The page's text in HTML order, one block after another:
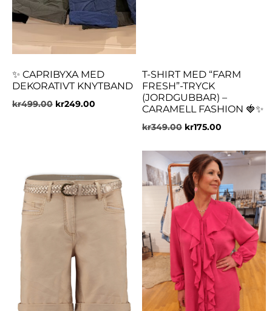
✨ CAPRIBYXA MED
DEKORATIVT KNYTBAND
kr499.00 kr249.00
T-SHIRT MED “FARM
FRESH”-TRYCK
(JORDGUBBAR) –
CARAMELL FASHION 🍓✨
kr349.00 kr175.00